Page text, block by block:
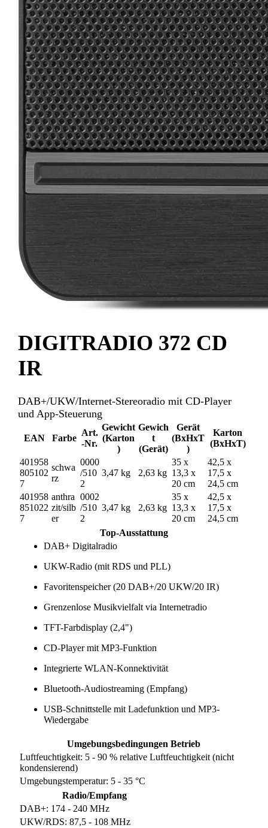
DIGITRADIO 372 CD
IR
DAB+/UKW/Internet-Stereoradio mit CD-Player
und App-Steuerung
EAN Farbe
Art.
-Nr.
Gewicht
(Karton
)
Gewich
t
(Gerät)
Gerät
(BxHxT
)
Karton
(BxHxT)
401958
805102
7
schwa
rz
0000
/510
2
3,47 kg 2,63 kg
35 x
13,3 x
20 cm
42,5 x
17,5 x
24,5 cm
401958
851022
7
anthra
zit/silb
er
0002
/510
2
3,47 kg 2,63 kg
35 x
13,3 x
20 cm
42,5 x
17,5 x
24,5 cm
Top-Ausstattung
DAB+ Digitalradio
UKW-Radio (mit RDS und PLL)
Favoritenspeicher (20 DAB+/20 UKW/20 IR)
Grenzenlose Musikvielfalt via Internetradio
TFT-Farbdisplay (2,4")
CD-Player mit MP3-Funktion
Integrierte WLAN-Konnektivität
Bluetooth-Audiostreaming (Empfang)
USB-Schnittstelle mit Ladefunktion und MP3-
Wiedergabe
Umgebungsbedingungen Betrieb
Luftfeuchtigkeit: 5 - 90 % relative Luftfeuchtigkeit (nicht
kondensierend)
Umgebungstemperatur: 5 - 35 °C
Radio/Empfang
DAB+: 174 - 240 MHz
UKW/RDS: 87,5 - 108 MHz